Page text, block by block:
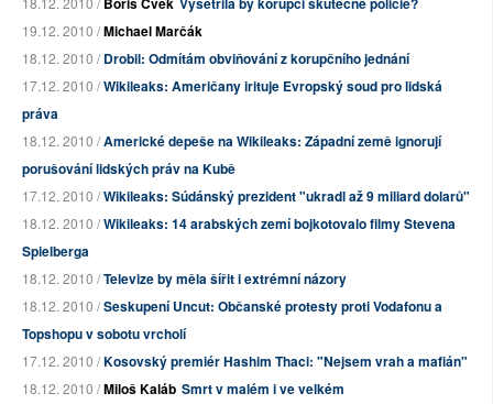
19.12. 2010 /Michael Marčák
18.12. 2010 /Drobil: Odmítám obviňování z korupčního jednání
17.12. 2010 /Wikileaks: Američany irituje Evropský soud pro lidská
práva
18.12. 2010 /Americké depeše na Wikileaks: Západní země ignorují
porušování lidských práv na Kubě
17.12. 2010 /Wikileaks: Súdánský prezident "ukradl až 9 miliard dolarů"
18.12. 2010 /Wikileaks: 14 arabských zemí bojkotovalo filmy Stevena
Spielberga
18.12. 2010 /Televize by měla šířit i extrémní názory
18.12. 2010 /Seskupení Uncut: Občanské protesty proti Vodafonu a
Topshopu v sobotu vrcholí
17.12. 2010 /Kosovský premiér Hashim Thaci: "Nejsem vrah a mafián"
18.12. 2010 /Miloš Kaláb Smrt v malém i ve velkém